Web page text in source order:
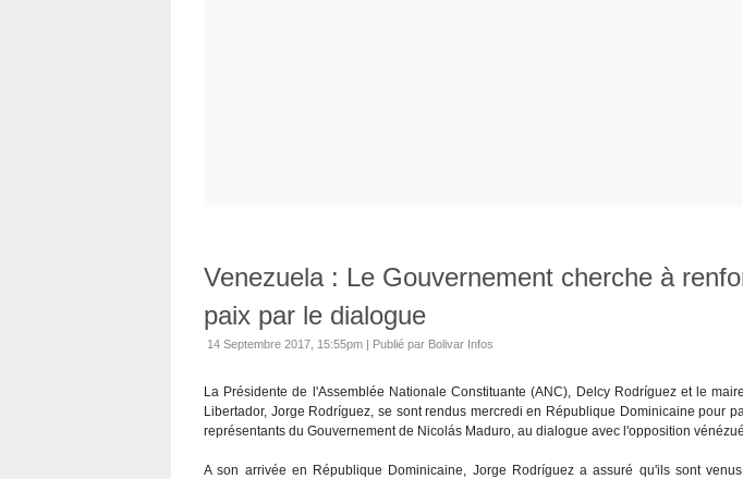
Venezuela : Le Gouvernement cherche à
paix par le dialogue
14 Septembre 2017, 15:55pm | Publié par Bolivar Infos
La Présidente de l'Assemblée Nationale Constituante (ANC), Delcy Rodríguez et le
Libertador, Jorge Rodríguez, se sont rendus mercredi en République Dominicaine pour
représentants du Gouvernement de Nicolás Maduro, au dialogue avec l'opposition
A son arrivée en République Dominicaine, Jorge Rodríguez a assuré qu'ils sont